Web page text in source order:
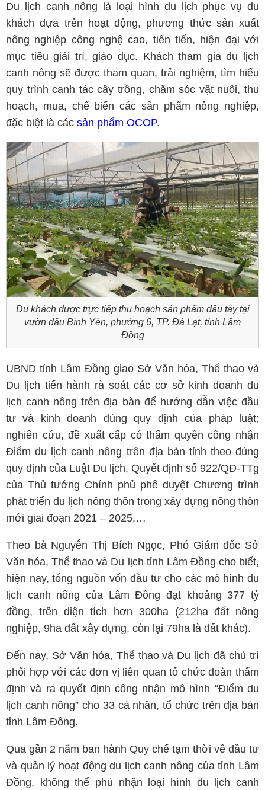
Du lịch canh nông là loại hình du lịch phục vụ du
khách dựa trên hoạt động, phương thức sản xuất
nông nghiệp công nghệ cao, tiên tiến, hiện đại với
mục tiêu giải trí, giáo dục. Khách tham gia du lịch
canh nông sẽ được tham quan, trải nghiệm, tìm hiểu
quy trình canh tác cây trồng, chăm sóc vật nuôi, thu
hoạch, mua, chế biến các sản phẩm nông nghiệp,
đặc biệt là các sản phẩm OCOP.
Du khách được trực tiếp thu hoạch sản phẩm dâu tây tại
vườn dâu Bình Yên, phường 6, TP. Đà Lạt, tỉnh Lâm
Đồng
UBND tỉnh Lâm Đồng giao Sở Văn hóa, Thể thao và
Du lịch tiến hành rà soát các cơ sở kinh doanh du
lịch canh nông trên địa bàn để hướng dẫn việc đầu
tư và kinh doanh đúng quy định của pháp luật;
nghiên cứu, đề xuất cấp có thẩm quyền công nhận
Điểm du lịch canh nông trên địa bàn tỉnh theo đúng
quy định của Luật Du lịch, Quyết định số 922/QĐ-TTg
của Thủ tướng Chính phủ phê duyệt Chương trình
phát triển du lịch nông thôn trong xây dựng nông thôn
mới giai đoạn 2021 – 2025,…
Theo bà Nguyễn Thị Bích Ngọc, Phó Giám đốc Sở
Văn hóa, Thể thao và Du lịch tỉnh Lâm Đồng cho biết,
hiện nay, tổng nguồn vốn đầu tư cho các mô hình du
lịch canh nông của Lâm Đồng đạt khoảng 377 tỷ
đồng, trên diện tích hơn 300ha (212ha đất nông
nghiệp, 9ha đất xây dựng, còn lại 79ha là đất khác).
Đến nay, Sở Văn hóa, Thể thao và Du lịch đã chủ trì
phối hợp với các đơn vị liên quan tổ chức đoàn thẩm
định và ra quyết định công nhận mô hình “Điểm du
lịch canh nông” cho 33 cá nhân, tổ chức trên địa bàn
tỉnh Lâm Đồng.
Qua gần 2 năm ban hành Quy chế tạm thời về đầu tư
và quản lý hoạt động du lịch canh nông của tỉnh Lâm
Đồng, không thể phủ nhận loại hình du lịch canh